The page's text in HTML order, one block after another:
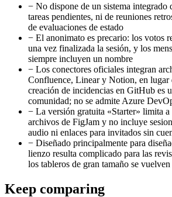
− No dispone de un sistema integrado
tareas pendientes, ni de reuniones
de evaluaciones de estado
− El anonimato es precario: los votos
una vez finalizada la sesión, y los
siempre incluyen un nombre
− Los conectores oficiales integran
Confluence, Linear y Notion, en lugar
creación de incidencias en GitHub es
comunidad; no se admite Azure
− La versión gratuita «Starter» limita a
archivos de FigJam y no incluye
audio ni enlaces para invitados sin
− Diseñado principalmente para
lienzo resulta complicado para las
los tableros de gran tamaño se
Keep comparing